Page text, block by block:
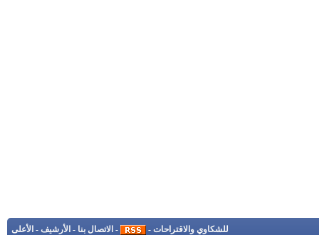
للشكاوي والاقتراحات -
- الاتصال بنا - الأرشيف - الأعلى